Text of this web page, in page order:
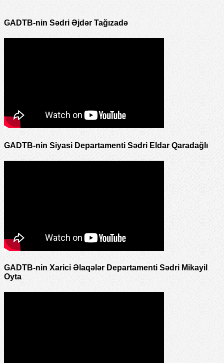
GADTB-nin Sədri Əjdər Tağızadə
GADTB-nin Siyasi Departamenti Sədri Eldar Qaradağlı
GADTB-nin Xarici Əlaqələr Departamenti Sədri Mikayil
Oyta